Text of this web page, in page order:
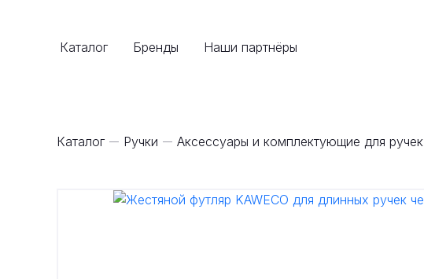
Каталог Бренды Наши партнёры
Каталог Ручки Аксессуары и комплектующие для ручек